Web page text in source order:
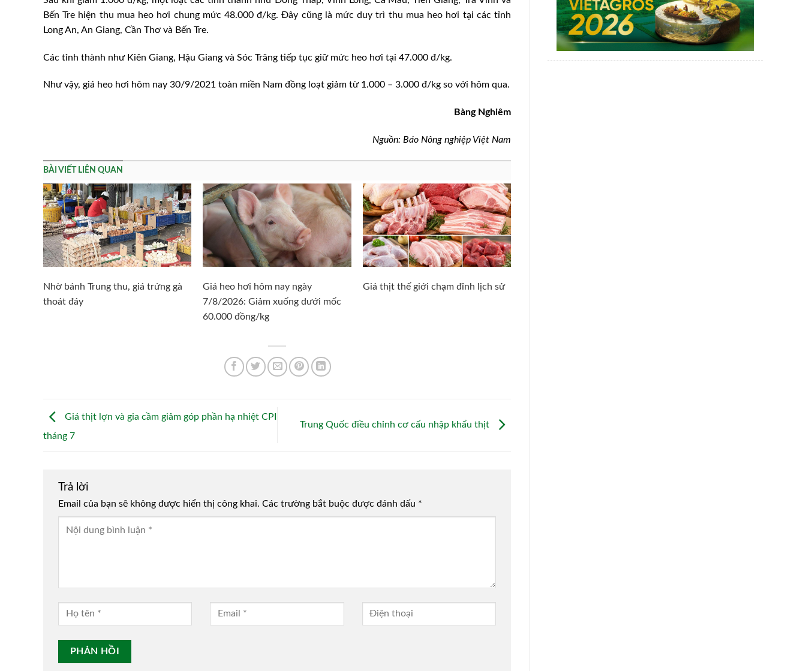
Bến Tre hiện thu mua heo hơi chung mức 48.000 đ/kg. Đây cũng là mức duy trì thu mua heo hơi tại các tỉnh
Long An, An Giang, Cần Thơ và Bến Tre.
Các tỉnh thành như Kiên Giang, Hậu Giang và Sóc Trăng tiếp tục giữ mức heo hơi tại 47.000 đ/kg.
Như vậy, giá heo hơi hôm nay 30/9/2021 toàn miền Nam đồng loạt giảm từ 1.000 – 3.000 đ/kg so với hôm qua.
Bàng Nghiêm
Nguồn: Báo Nông nghiệp Việt Nam
BÀI VIẾT LIÊN QUAN
Nhờ bánh Trung thu, giá trứng gà
thoát đáy
Giá heo hơi hôm nay ngày
7/8/2026: Giảm xuống dưới mốc
60.000 đồng/kg
Giá thịt thế giới chạm đỉnh lịch sử
Giá thịt lợn và gia cầm giảm góp phần hạ nhiệt CPI
tháng 7
Trung Quốc điều chỉnh cơ cấu nhập khẩu thịt
Trả lời
Email của bạn sẽ không được hiển thị công khai. Các trường bắt buộc được đánh dấu *
Alternative: